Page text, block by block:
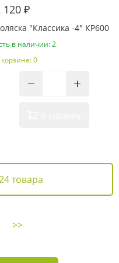
120 ₽
"Классика -4" КР600
в наличии: 2
0
товара
>>